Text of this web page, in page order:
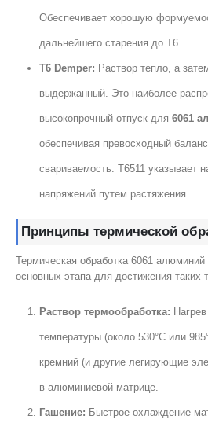
Обеспечивает хорошую
дальнейшего старения до Т6..
T6 Demper: Раствор тепло, а
выдержанный. Это наиболее
высокопрочный отпуск для 6061
обеспечивая превосходный
свариваемость. T6511 указывает
напряжений путем растяжения..
Принципы термической
Термическая обработка 6061
основных этапа для достижения таких
Раствор термообработка:
температуры (около 530°C или
кремний (и другие легирующие
в алюминиевой матрице.
Гашение: Быстрое охлаждение